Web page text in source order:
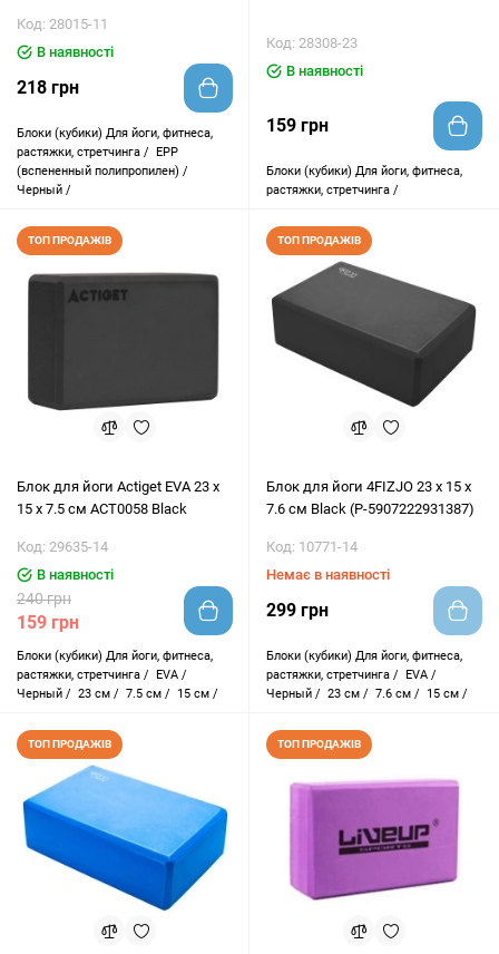
Код: 28015-11
В наявності
218 грн
Блоки (кубики) Для йоги, фитнеса,
растяжки, стретчинга / EPP
(вспененный полипропилен) /
Черный /
Код: 28308-23
В наявності
159 грн
Блоки (кубики) Для йоги, фитнеса,
растяжки, стретчинга /
ТОП ПРОДАЖІВ
Блок для йоги Actiget EVA 23 x
15 x 7.5 см ACT0058 Black
Код: 29635-14
В наявності
240 грн
159 грн
Блоки (кубики) Для йоги, фитнеса,
растяжки, стретчинга / EVA /
Черный / 23 см / 7.5 см / 15 см /
ТОП ПРОДАЖІВ
Блок для йоги 4FIZJO 23 x 15 x
7.6 см Black (P-5907222931387)
Код: 10771-14
Немає в наявності
299 грн
Блоки (кубики) Для йоги, фитнеса,
растяжки, стретчинга / EVA /
Черный / 23 см / 7.6 см / 15 см /
ТОП ПРОДАЖІВ ТОП ПРОДАЖІВ